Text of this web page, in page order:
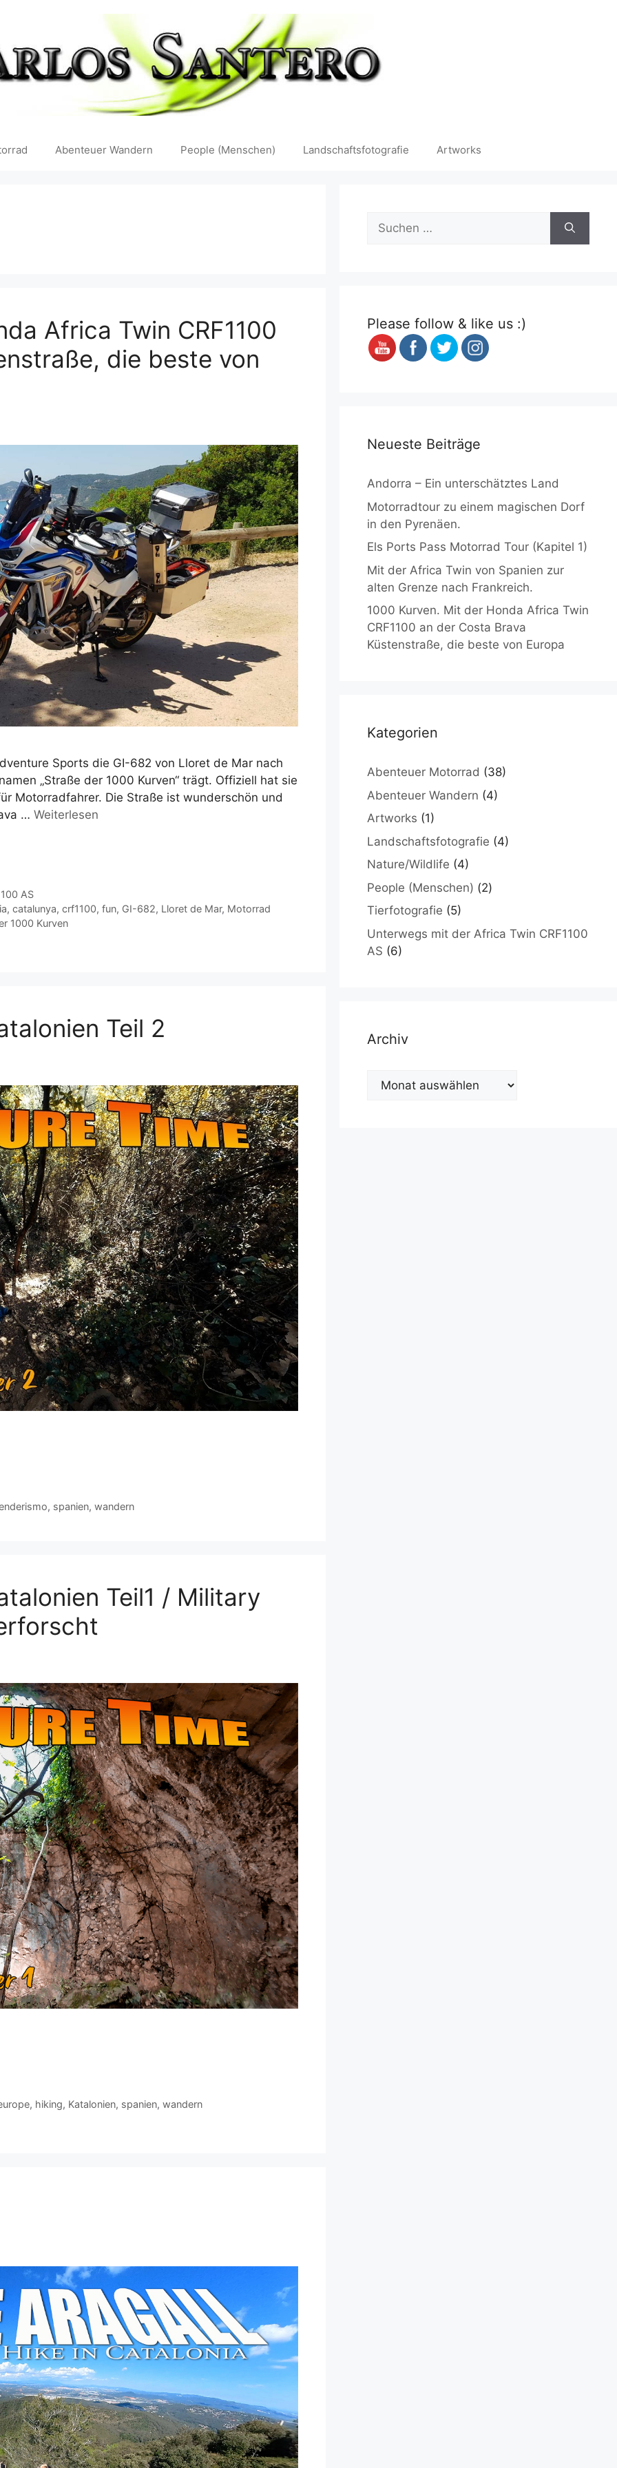
Abenteuer Wandern People (Menschen) Landschaftsfotografie Artworks
Africa Twin CRF1100
die beste von
Sports die GI-682 von Lloret de Mar nach
„Straße der 1000 Kurven“ trägt. Offiziell hat sie
Motorradfahrer. Die Straße ist wunderschön und
… Weiterlesen
AS
,catalunya,crf1100,fun, GI-682, Lloret de Mar, Motorrad
1000 Kurven
Teil 2
, spanien,wandern
Teil1 / Military
, hiking, Katalonien, spanien,wandern
Suchen
nach:
Please follow & like us :)
Neueste Beiträge
Andorra – Ein unterschätztes Land
Motorradtour zu einem magischen Dorf
in den Pyrenäen.
Els Ports Pass Motorrad Tour (Kapitel 1)
Mit der Africa Twin von Spanien zur
alten Grenze nach Frankreich.
1000 Kurven. Mit der Honda Africa Twin
CRF1100 an der Costa Brava
Küstenstraße, die beste von Europa
Kategorien
Abenteuer Motorrad (38)
Abenteuer Wandern (4)
Artworks (1)
Landschaftsfotografie (4)
Nature/Wildlife (4)
People (Menschen) (2)
Tierfotografie (5)
Unterwegs mit der Africa Twin CRF1100
AS (6)
Archiv
Archiv